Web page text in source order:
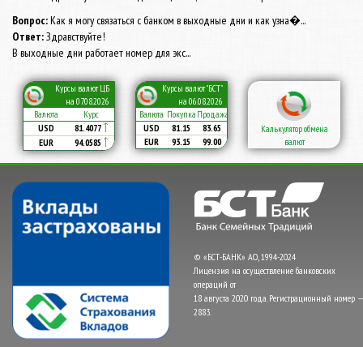
Вопрос:Как я могу связаться с банком в выходные дни и как узна�...
Ответ:Здравствуйте!
В выходные дни работает номер для экс...
Курсы валют ЦБ
на 07.08.2026
Валюта
Курс
USD
81.4077
EUR
94.0585
Курсы валют "БСТ"
на 06.08.2026
Валюта Покупка Продажа
USD
81.15
83.65
EUR
93.15 99.00
Калькулятор обмена
валют
© «БСТ-БАНК» АО, 1994-2024
Лицензия на осуществление банковских
операций от
18 августа 2020 года. Регистрационный номер —
2883.